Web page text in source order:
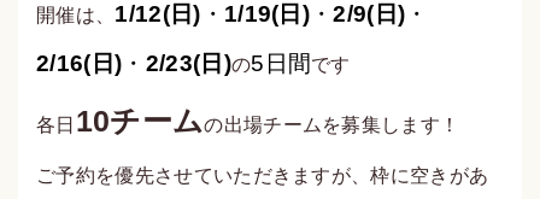
開催は、 1/12(日) ・ 1/19( 日 ) ・2/9( 日) ・
2/16( 日) ・ 2/23( 日 )の5 日間です
各日 10チームの出場チームを募集します！
ご予約を優先させていただきますが、枠に空きがあ